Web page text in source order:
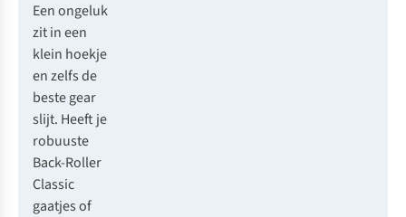
Een ongeluk
zit in een
klein hoekje
en zelfs de
beste gear
slijt. Heeft je
robuuste
Back-Roller
Classic
gaatjes of